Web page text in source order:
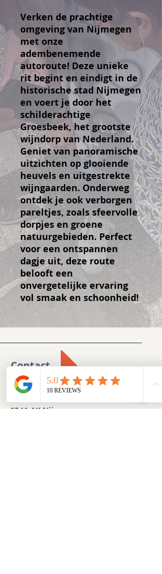
Verken de prachtige
omgeving van Nijmegen
met onze
adembenemende
autoroute! Deze unieke
rit begint en eindigt in de
historische stad Nijmegen
en voert je door het
schilderachtige
Groesbeek, het grootste
wijndorp van Nederland.
Geniet van panoramische
uitzichten op glooiende
heuvels en uitgestrekte
wijngaarden. Onderweg
ontdek je ook verborgen
pareltjes, zoals sfeervolle
dorpjes en groene
natuurgebieden. Perfect
voor een ontspannen
dagje uit, deze route
belooft een
onvergetelijke ervaring
vol smaak en schoonheid!
6541 AK Nijmegen
Contact